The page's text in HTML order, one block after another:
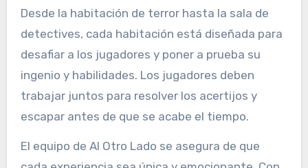
Desde la habitación de terror hasta la sala de
detectives, cada habitación está diseñada para
desafiar a los jugadores y poner a prueba su
ingenio y habilidades. Los jugadores deben
trabajar juntos para resolver los acertijos y
escapar antes de que se acabe el tiempo.
El equipo de Al Otro Lado se asegura de que